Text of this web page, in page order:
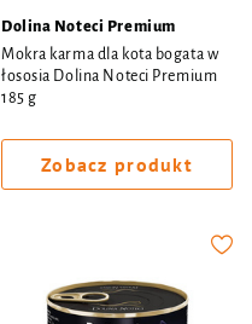
Dolina Noteci Premium
Mokra karma dla kota bogata w
łososia Dolina Noteci Premium
185 g
Zobacz produkt